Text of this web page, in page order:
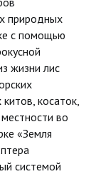
природных
с помощью
жизни лис
косаток,
во
«Земля
системой